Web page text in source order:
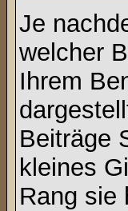
Je
welcher
Ihrem
Beiträge
kleines
Rang sie